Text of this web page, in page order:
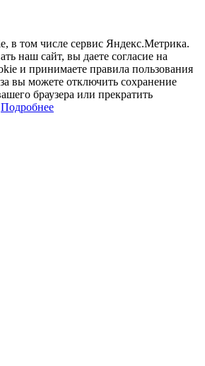
в том числе сервис Яндекс.Метрика.
наш сайт, вы даете согласие на
и принимаете правила пользования
вы можете отключить сохранение
браузера или прекратить
Подробнее